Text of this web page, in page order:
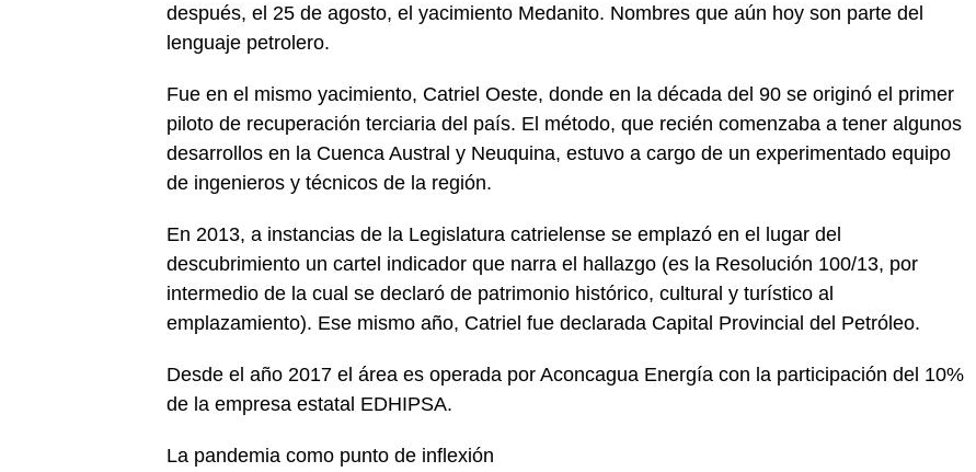
después, el 25 de agosto, el yacimiento Medanito. Nombres que aún hoy son parte del
lenguaje petrolero.
Fue en el mismo yacimiento, Catriel Oeste, donde en la década del 90 se originó el primer
piloto de recuperación terciaria del país. El método, que recién comenzaba a tener algunos
desarrollos en la Cuenca Austral y Neuquina, estuvo a cargo de un experimentado equipo
de ingenieros y técnicos de la región.
En 2013, a instancias de la Legislatura catrielense se emplazó en el lugar del
descubrimiento un cartel indicador que narra el hallazgo (es la Resolución 100/13, por
intermedio de la cual se declaró de patrimonio histórico, cultural y turístico al
emplazamiento). Ese mismo año, Catriel fue declarada Capital Provincial del Petróleo.
Desde el año 2017 el área es operada por Aconcagua Energía con la participación del 10%
de la empresa estatal EDHIPSA.
La pandemia como punto de inflexión